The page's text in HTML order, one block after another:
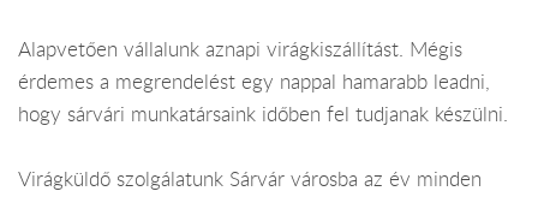
Alapvetően vállalunk aznapi virágkiszállítást. Mégis
érdemes a megrendelést egy nappal hamarabb leadni,
hogy sárvári munkatársaink időben fel tudjanak készülni.
Virágküldő szolgálatunk Sárvár városba az év minden